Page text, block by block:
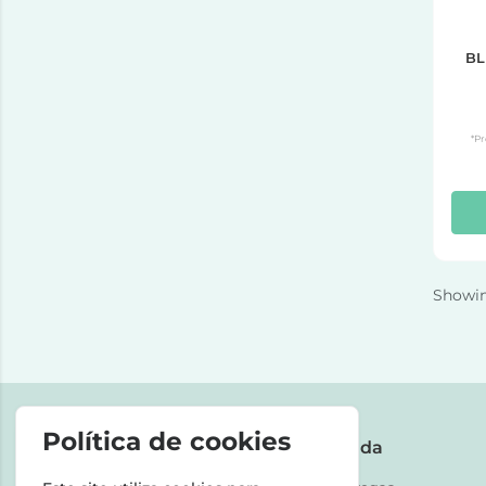
A Farmácia Ajuda
Política de cookies